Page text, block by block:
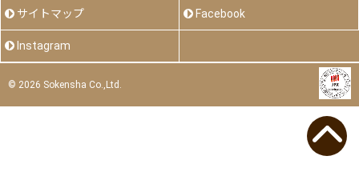
サイトマップ Facebook
Instagram
© 2026 Sokensha Co.,Ltd.